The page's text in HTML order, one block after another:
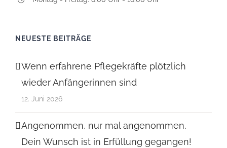
NEUESTE BEITRÄGE
Wenn erfahrene Pflegekräfte plötzlich
wieder Anfängerinnen sind
12. Juni 2026
Angenommen, nur mal angenommen,
Dein Wunsch ist in Erfüllung gegangen!